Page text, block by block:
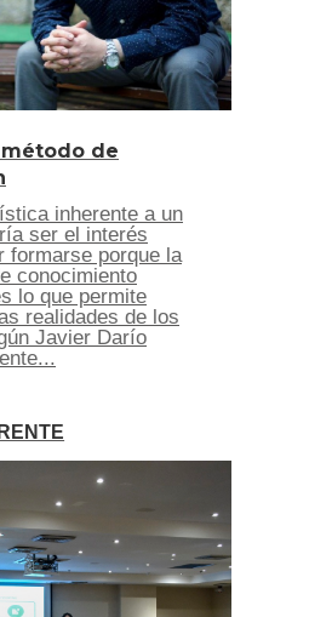
de
inherente a un
ser el interés
formarse porque la
conocimiento
lo que permite
realidades de los
Javier Darío